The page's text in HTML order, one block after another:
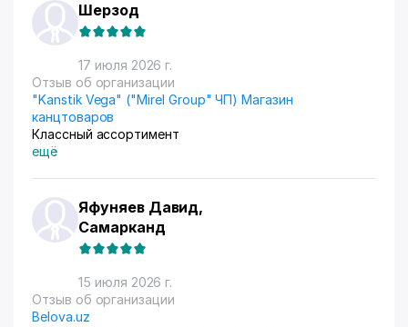
Шерзод
17 июля 2026 г.
Отзыв об организации
"Kanstik Vega" ("Mirel Group" ЧП) Магазин
канцтоваров
Классный ассортимент
ещё
Яфуняев Давид,
Самарканд
15 июля 2026 г.
Отзыв об организации
Belova.uz